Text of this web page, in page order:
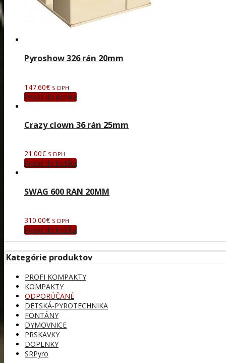
Pyroshow 326 rán 20mm
147.60€ S DPH
Pridať do košíka
Crazy clown 36 rán 25mm
21.00€ S DPH
Pridať do košíka
SWAG 600 RAN 20MM
310.00€ S DPH
Pridať do košíka
Kategórie produktov
PROFI KOMPAKTY
KOMPAKTY
ODPORÚČANÉ
DETSKÁ-PYROTECHNIKA
FONTÁNY
DYMOVNICE
PRSKAVKY
DOPLNKY
SRPyro